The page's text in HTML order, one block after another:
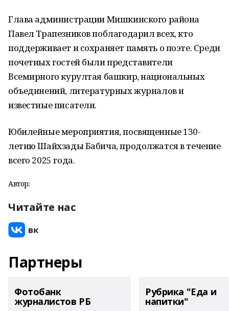
Глава администрации Мишкинского района
Павел Трапезников поблагодарил всех, кто
поддерживает и сохраняет память о поэте. Среди
почетных гостей были представители
Всемирного курултая башкир, национальных
объединений, литературных журналов и
известные писатели.
Юбилейные мероприятия, посвященные 130-
летию Шайхзады Бабича, продолжатся в течение
всего 2025 года.
Автор:
Читайте нас
Партнеры
Фотобанк
журналистов РБ
Рубрика "Еда и
напитки"